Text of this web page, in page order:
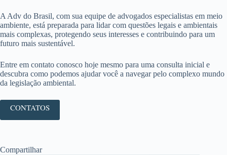
A Adv do Brasil, com sua equipe de advogados especialistas em meio
ambiente, está preparada para lidar com questões legais e ambientais
mais complexas, protegendo seus interesses e contribuindo para um
futuro mais sustentável.
Entre em contato conosco hoje mesmo para uma consulta inicial e
descubra como podemos ajudar você a navegar pelo complexo mundo
da legislação ambiental.
CONTATOS
Compartilhar